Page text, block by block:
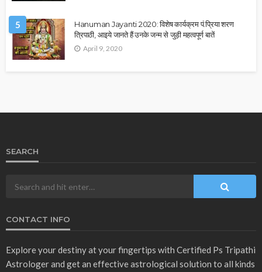
5
Hanuman Jayanti 2020: विशेष कार्यक्रम पं.प्रिया शरण
त्रिपाठी, आइये जानते हैं उनके जन्म से जुड़ी महत्वपूर्ण बातें
April 9, 2020
SEARCH
CONTACT INFO
Explore your destiny at your fingertips with Certified Ps Tripathi
Astrologer and get an effective astrological solution to all kinds